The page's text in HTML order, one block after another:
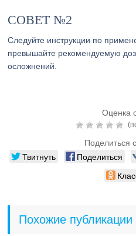
СОВЕТ №2
Следуйте инструкции по
превышайте рекомендуемую
осложнений.
Оценка
Поделиться
Твитнуть Поделиться
Похожие публикации